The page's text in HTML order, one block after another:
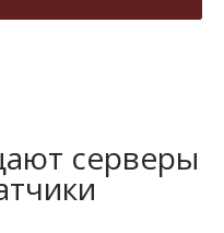
серверы